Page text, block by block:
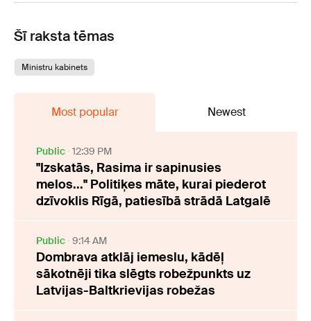
Šī raksta tēmas
Ministru kabinets
Most popular Newest
Public 12:39 PM
"Izskatās, Rasima ir sapinusies
melos..." Politiķes māte, kurai piederot
dzīvoklis Rīgā, patiesībā strādā Latgalē
Public 9:14 AM
Dombrava atklāj iemeslu, kādēļ
sākotnēji tika slēgts robežpunkts uz
Latvijas-Baltkrievijas robežas